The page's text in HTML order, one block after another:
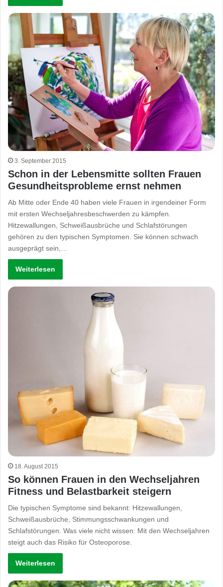
3. September 2015
Schon in der Lebensmitte sollten Frauen
Gesundheitsprobleme ernst nehmen
Ab Mitte oder Ende 40 haben viele Frauen in irgendeiner Form
mit ersten Wechseljahresbeschwerden zu kämpfen.
Hitzewallungen, Schweißausbrüche und Schlafstörungen
gehören zu den typischen Symptomen. Sie können schwach
ausgeprägt sein,…
Weiterlesen
18. August 2015
So können Frauen in den Wechseljahren
Fitness und Belastbarkeit steigern
Die typischen Symptome sind bekannt: Hitzewallungen,
Schweißausbrüche, Stimmungsschwankungen und
Schlafstörungen. Was viele nicht wissen: Mit den Wechseljahren
steigt auch das Risiko für Osteoporose.
Weiterlesen